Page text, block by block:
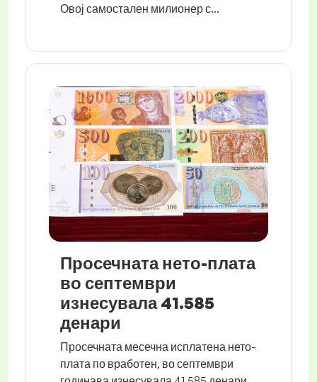
Овој самостален милионер с...
Просечната нето-плата
во септември
изнесувала 41.585
денари
Просечната месечна исплатена нето-
плата по вработен, во септември